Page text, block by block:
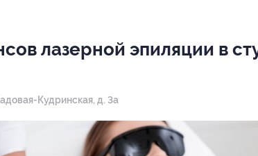
лазерной эпиляции в
Кудринская, д. 3а